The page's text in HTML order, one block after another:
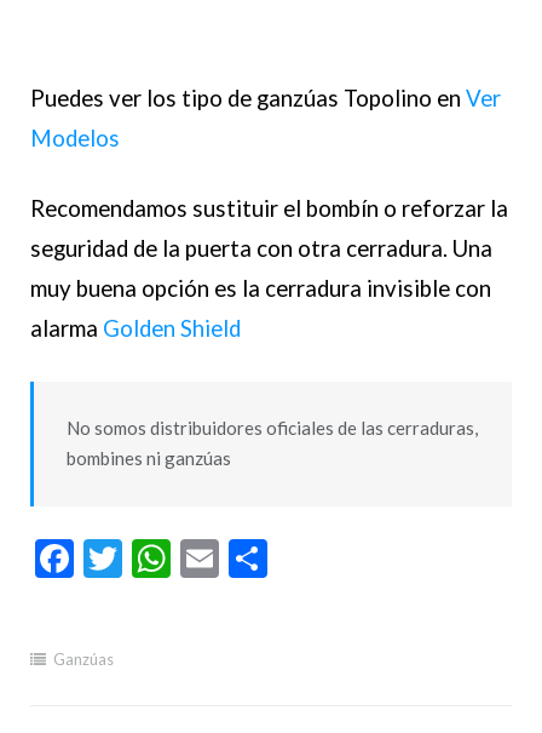
Puedes ver los tipo de ganzúas Topolino en Ver
Modelos
Recomendamos sustituir el bombín o reforzar la
seguridad de la puerta con otra cerradura. Una
muy buena opción es la cerradura invisible con
alarma Golden Shield
No somos distribuidores oficiales de las cerraduras,
bombines ni ganzúas
Facebook
Twitter
WhatsApp
EmailCompartir
Ganzúas